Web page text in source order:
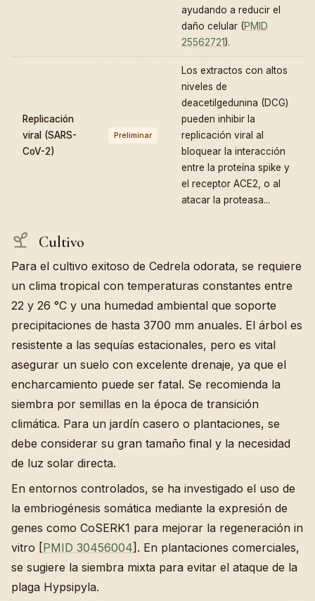
ayudando a reducir el
daño celular (PMID
25562721).
Replicación
viral (SARS-
CoV-2)
Preliminar
Los extractos con altos
niveles de
deacetilgedunina (DCG)
pueden inhibir la
replicación viral al
bloquear la interacción
entre la proteína spike y
el receptor ACE2, o al
atacar la proteasa...
Cultivo
Para el cultivo exitoso de Cedrela odorata, se requiere
un clima tropical con temperaturas constantes entre
22 y 26 °C y una humedad ambiental que soporte
precipitaciones de hasta 3700 mm anuales. El árbol es
resistente a las sequías estacionales, pero es vital
asegurar un suelo con excelente drenaje, ya que el
encharcamiento puede ser fatal. Se recomienda la
siembra por semillas en la época de transición
climática. Para un jardín casero o plantaciones, se
debe considerar su gran tamaño final y la necesidad
de luz solar directa.
En entornos controlados, se ha investigado el uso de
la embriogénesis somática mediante la expresión de
genes como CoSERK1 para mejorar la regeneración in
vitro [PMID 30456004]. En plantaciones comerciales,
se sugiere la siembra mixta para evitar el ataque de la
plaga Hypsipyla.